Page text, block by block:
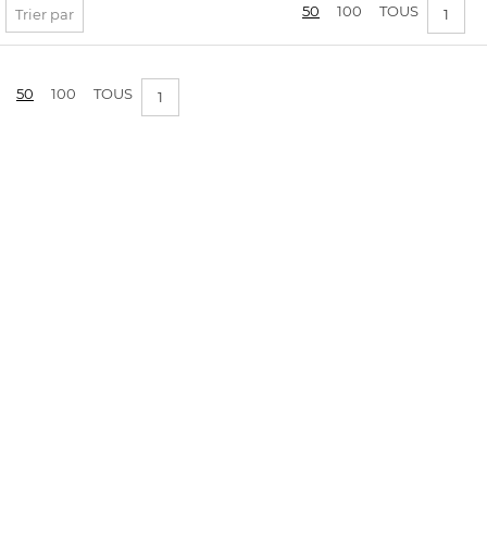
FILTRER PAR
Trier par 50 100 TOUS 1
50 100 TOUS 1